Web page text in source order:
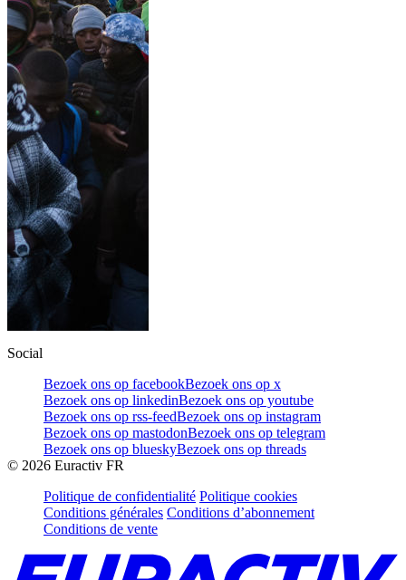
Social
Bezoek ons op facebookBezoek ons op x
Bezoek ons op linkedinBezoek ons op youtube
Bezoek ons op rss-feedBezoek ons op instagram
Bezoek ons op mastodonBezoek ons op telegram
Bezoek ons op blueskyBezoek ons op threads
© 2026 Euractiv FR
Politique de confidentialité Politique cookies
Conditions générales Conditions d’abonnement
Conditions de vente